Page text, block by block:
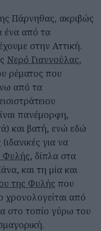
Πάρνηθας, ακριβώς
ένα από τα
στην Αττική.
Νερό Γιαννούλας,
ρέματος που
από τα
πανέμορφη,
και βατή, ενώ εδώ
για να
Φυλής, δίπλα στα
και τη μία και
της Φυλής που
χρονολογείται από
στο τοπίο γύρω του